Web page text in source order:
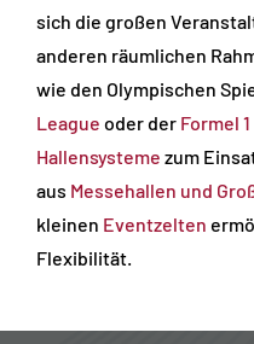
sich die großen
anderen räumlichen
wie den Olympischen
League oder der Formel 1
Hallensysteme zum
aus Messehallen und
kleinen Eventzelten
Flexibilität.